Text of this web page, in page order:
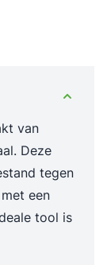
van
Deze
tegen
een
tool is